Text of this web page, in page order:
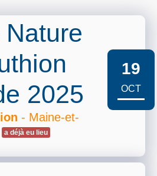
2025
- Maine-et-
a déjà eu lieu
19
OCT